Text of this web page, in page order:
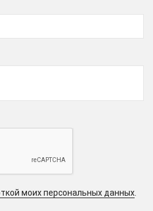
моих персональных данных